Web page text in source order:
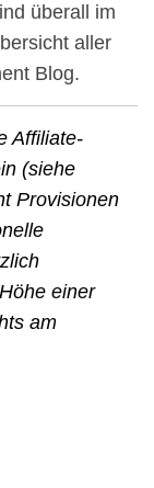
überall im
aller
Blog.
Affiliate-
(siehe
Provisionen
einer
am